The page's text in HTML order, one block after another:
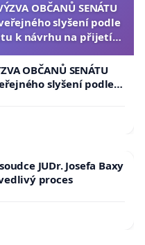
OBČANŮ SENÁTU
slyšení podle
k návrhu na přijetí
OBČANŮ SENÁTU
slyšení podle §
návrhu na přijetí
na prezidenta
JUDr. Josefa Baxy
proces